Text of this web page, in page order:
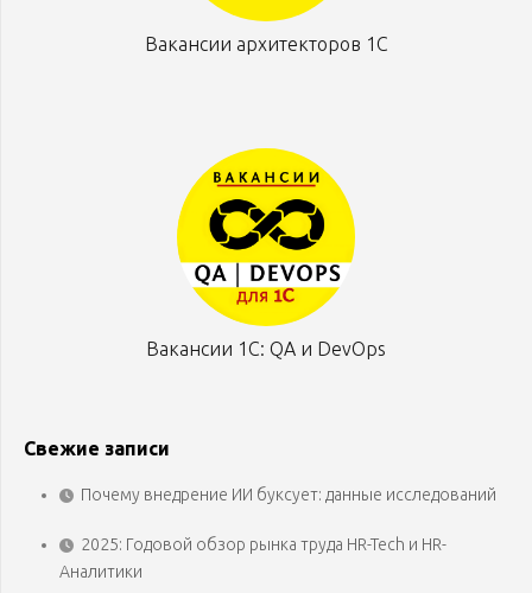
Вакансии архитекторов 1С
Вакансии 1С: QA и DevOps
Свежие записи
Почему внедрение ИИ буксует: данные исследований
2025: Годовой обзор рынка труда HR-Tech и HR-
Аналитики